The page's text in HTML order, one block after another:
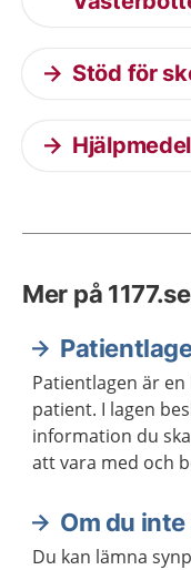
Stöd för
Mer på 1177.se
Patientlagen är
patient. I lagen
information du
att vara med och
Om du
Du kan lämna